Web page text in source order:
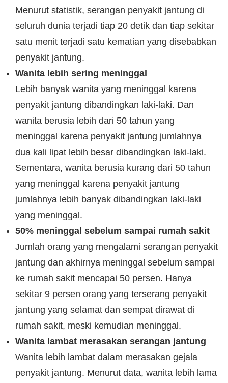
Menurut statistik, serangan penyakit jantung di
seluruh dunia terjadi tiap 20 detik dan tiap sekitar
satu menit terjadi satu kematian yang disebabkan
penyakit jantung.
Wanita lebih sering meninggal
Lebih banyak wanita yang meninggal karena
penyakit jantung dibandingkan laki-laki. Dan
wanita berusia lebih dari 50 tahun yang
meninggal karena penyakit jantung jumlahnya
dua kali lipat lebih besar dibandingkan laki-laki.
Sementara, wanita berusia kurang dari 50 tahun
yang meninggal karena penyakit jantung
jumlahnya lebih banyak dibandingkan laki-laki
yang meninggal.
50% meninggal sebelum sampai rumah sakit
Jumlah orang yang mengalami serangan penyakit
jantung dan akhirnya meninggal sebelum sampai
ke rumah sakit mencapai 50 persen. Hanya
sekitar 9 persen orang yang terserang penyakit
jantung yang selamat dan sempat dirawat di
rumah sakit, meski kemudian meninggal.
Wanita lambat merasakan serangan jantung
Wanita lebih lambat dalam merasakan gejala
penyakit jantung. Menurut data, wanita lebih lama